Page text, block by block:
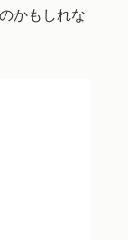
かもしれな